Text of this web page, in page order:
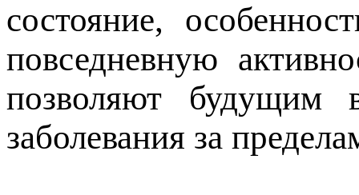
состояние,
повседневную
позволяют будущим
заболевания за